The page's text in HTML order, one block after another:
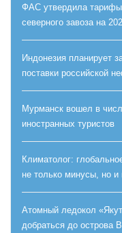
ФАС утвердила тарифы
северного завоза на
Индонезия планирует
поставки российской
Мурманск вошел в
иностранных туристов
Климатолог:
не только минусы, но
Атомный ледокол
добраться до острова